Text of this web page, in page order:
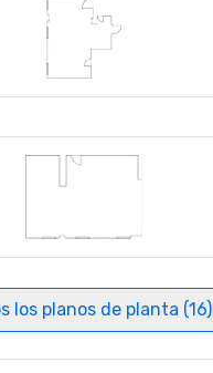
los planos de planta (16)